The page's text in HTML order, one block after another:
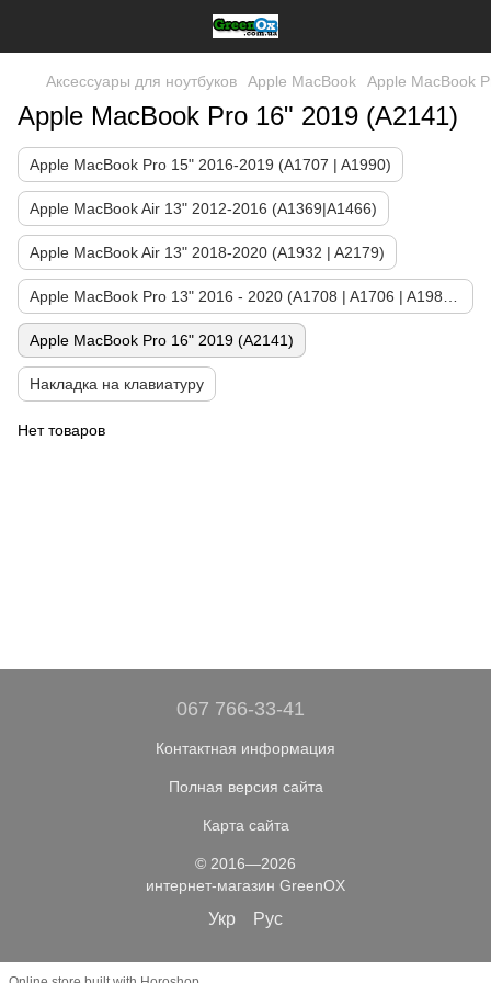
Аксессуары для ноутбуков Apple MacBook Apple MacBook
Apple MacBook Pro 16" 2019 (A2141)
Apple MacBook Pro 15" 2016-2019 (A1707 | A1990)
Apple MacBook Air 13" 2012-2016 (A1369|A1466)
Apple MacBook Air 13" 2018-2020 (A1932 | A2179)
Apple MacBook Pro 16" 2019 (A2141)
Накладка на клавиатуру
Нет товаров
067 766-33-41
Контактная информация
Полная версия сайта
Карта сайта
© 2016—2026
интернет-магазин GreenOX
Укр Рус